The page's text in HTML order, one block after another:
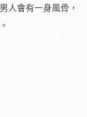
人會有一身風骨，